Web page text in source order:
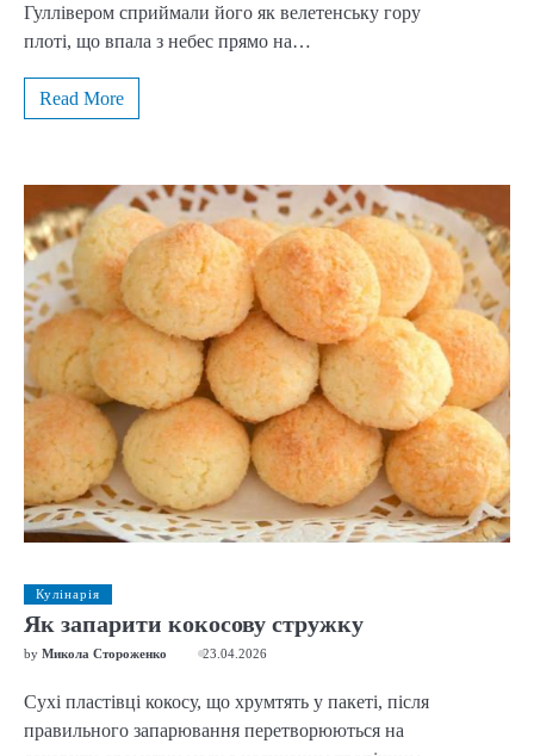
Гуллівером сприймали його як велетенську гору
плоті, що впала з небес прямо на…
Read More
Кулінарія
Як запарити кокосову стружку
by Микола Стороженко 23.04.2026
Сухі пластівці кокосу, що хрумтять у пакеті, після
правильного запарювання перетворюються на